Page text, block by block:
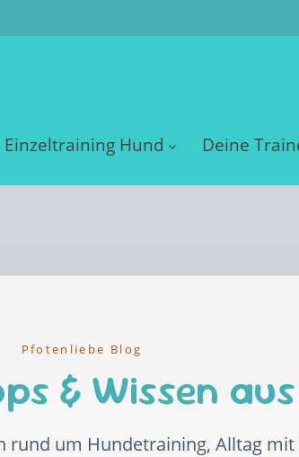
Einzeltraining Hund Deine
Pfotenliebe Blog
& Wissen
rund um Hundetraining, Alltag mit